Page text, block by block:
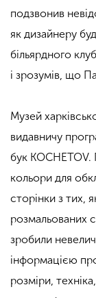
подзвонив
як дизайнеру
більярдного
і зрозумів, що
Музей
видавничу
бук KOCHETOV.
кольори для
сторінки з тих,
розмальованих
зробили
інформацією
розміри,